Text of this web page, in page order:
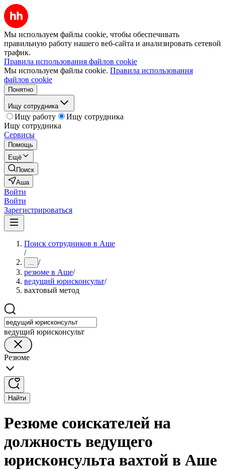
Мы используем файлы cookie, чтобы обеспечивать
правильную работу нашего веб-сайта и анализировать сетевой
трафик.
Правила использования файлов cookie
Мы используем файлы cookie. Правила использования
файлов cookie
Понятно
Ищу сотрудника
Ищу работу
Ищу сотрудника
Ищу сотрудника
Сервисы
Помощь
Ещё
Поиск
Аша
Войти
Войти
Зарегистрироваться
Поиск сотрудников в Аше
/
... /
резюме в Аше/
ведущий юрисконсульт/
вахтовый метод
ведущий юрисконсульт
Резюме
Найти
Резюме соискателей на
должность ведущего
юрисконсульта вахтой в Аше